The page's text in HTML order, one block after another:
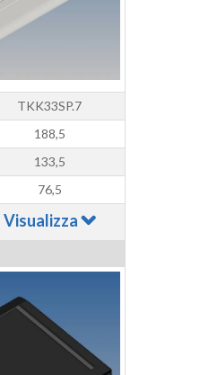
TKK33SP.7
188,5
133,5
76,5
Visualizza